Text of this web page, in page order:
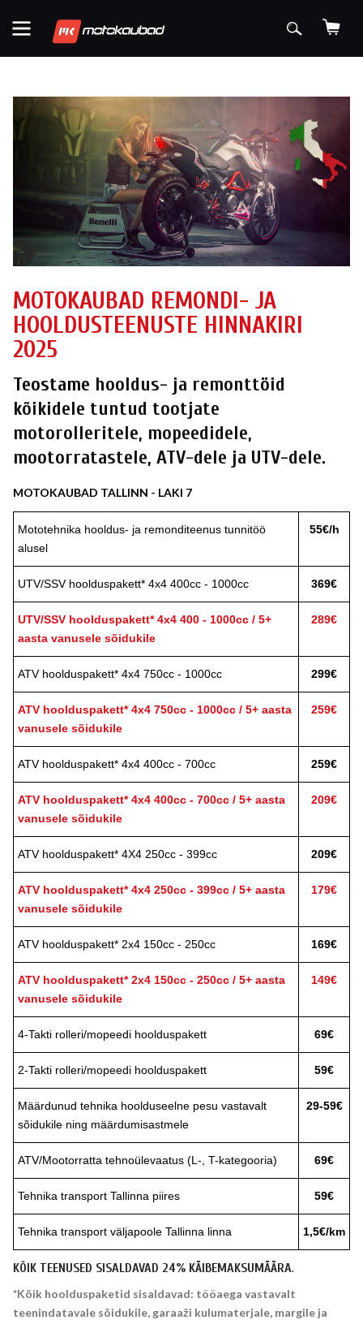
MOTOKAUBAD REMONDI- JA
HOOLDUSTEENUSTE HINNAKIRI
2025
Teostame hooldus- ja remonttöid
kõikidele tuntud tootjate
motorolleritele, mopeedidele,
mootorratastele, ATV-dele ja UTV-dele.
MOTOKAUBAD TALLINN - LAKI 7
Mototehnika hooldus- ja remonditeenus tunnitöö
alusel
55€/h
UTV/SSV hoolduspakett* 4x4 400cc - 1000cc 369€
UTV/SSV hoolduspakett* 4x4 400 - 1000cc / 5+
aasta vanusele sõidukile
289€
ATV hoolduspakett* 4x4 750cc - 1000cc 299€
ATV hoolduspakett* 4x4 750cc - 1000cc / 5+ aasta
vanusele sõidukile
259€
ATV hoolduspakett* 4x4 400cc - 700cc 259€
ATV hoolduspakett* 4x4 400cc - 700cc / 5+ aasta
vanusele sõidukile
209€
ATV hoolduspakett* 4X4 250cc - 399cc 209€
ATV hoolduspakett* 4x4 250cc - 399cc / 5+ aasta
vanusele sõidukile
179€
ATV hoolduspakett* 2x4 150cc - 250cc 169€
ATV hoolduspakett* 2x4 150cc - 250cc / 5+ aasta
vanusele sõidukile
149€
4-Takti rolleri/mopeedi hoolduspakett 69€
2-Takti rolleri/mopeedi hoolduspakett 59€
Määrdunud tehnika hoolduseelne pesu vastavalt
sõidukile ning määrdumisastmele
29-59€
ATV/Mootorratta tehnoülevaatus (L-, T-kategooria) 69€
Tehnika transport Tallinna piires 59€
Tehnika transport väljapoole Tallinna linna 1,5€/km
KÕIK TEENUSED SISALDAVAD 24% KÄIBEMAKSUMÄÄRA.
*Kõik hoolduspaketid sisaldavad: tööaega vastavalt
teenindatavale sõidukile, garaaži kulumaterjale, margile ja